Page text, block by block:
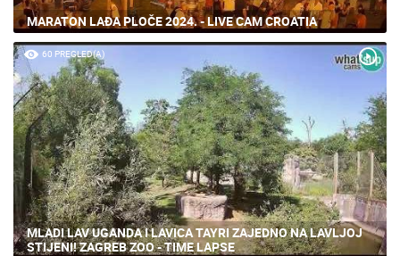
MARATON LAĐA PLOČE 2024. - LIVE CAM CROATIA
60 PREGLED(A)
MLADI LAV UGANDA I LAVICA TAYRI ZAJEDNO NA LAVLJOJ
STIJENI! ZAGREB ZOO - TIME LAPSE